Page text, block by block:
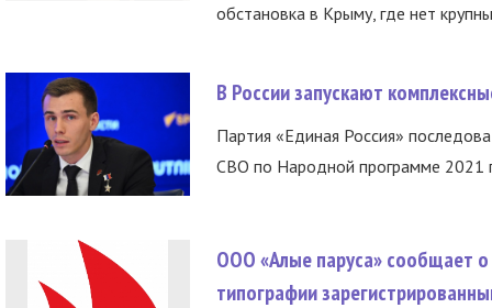
обстановка в Крыму, где нет
В России запускают
Партия «Единая Россия»
СВО по Народной программе 2021
ООО «Алые паруса» сообщает о
типографии